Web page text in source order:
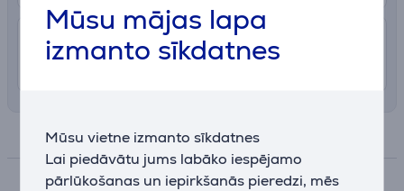
Mūsu mājas lapa
izmanto sīkdatnes
Mūsu vietne izmanto sīkdatnes
Lai piedāvātu jums labāko iespējamo
pārlūkošanas un iepirkšanās pieredzi, mēs
Piegāde Latvijas teritorijā ar uznešanu
Specifikācija